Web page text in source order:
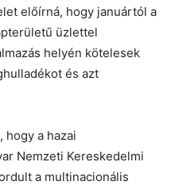
előírná, hogy januártól a
üzlettel
helyén kötelesek
és azt
hogy a hazai
Nemzeti Kereskedelmi
a multinacionális
Mr wAIste Close